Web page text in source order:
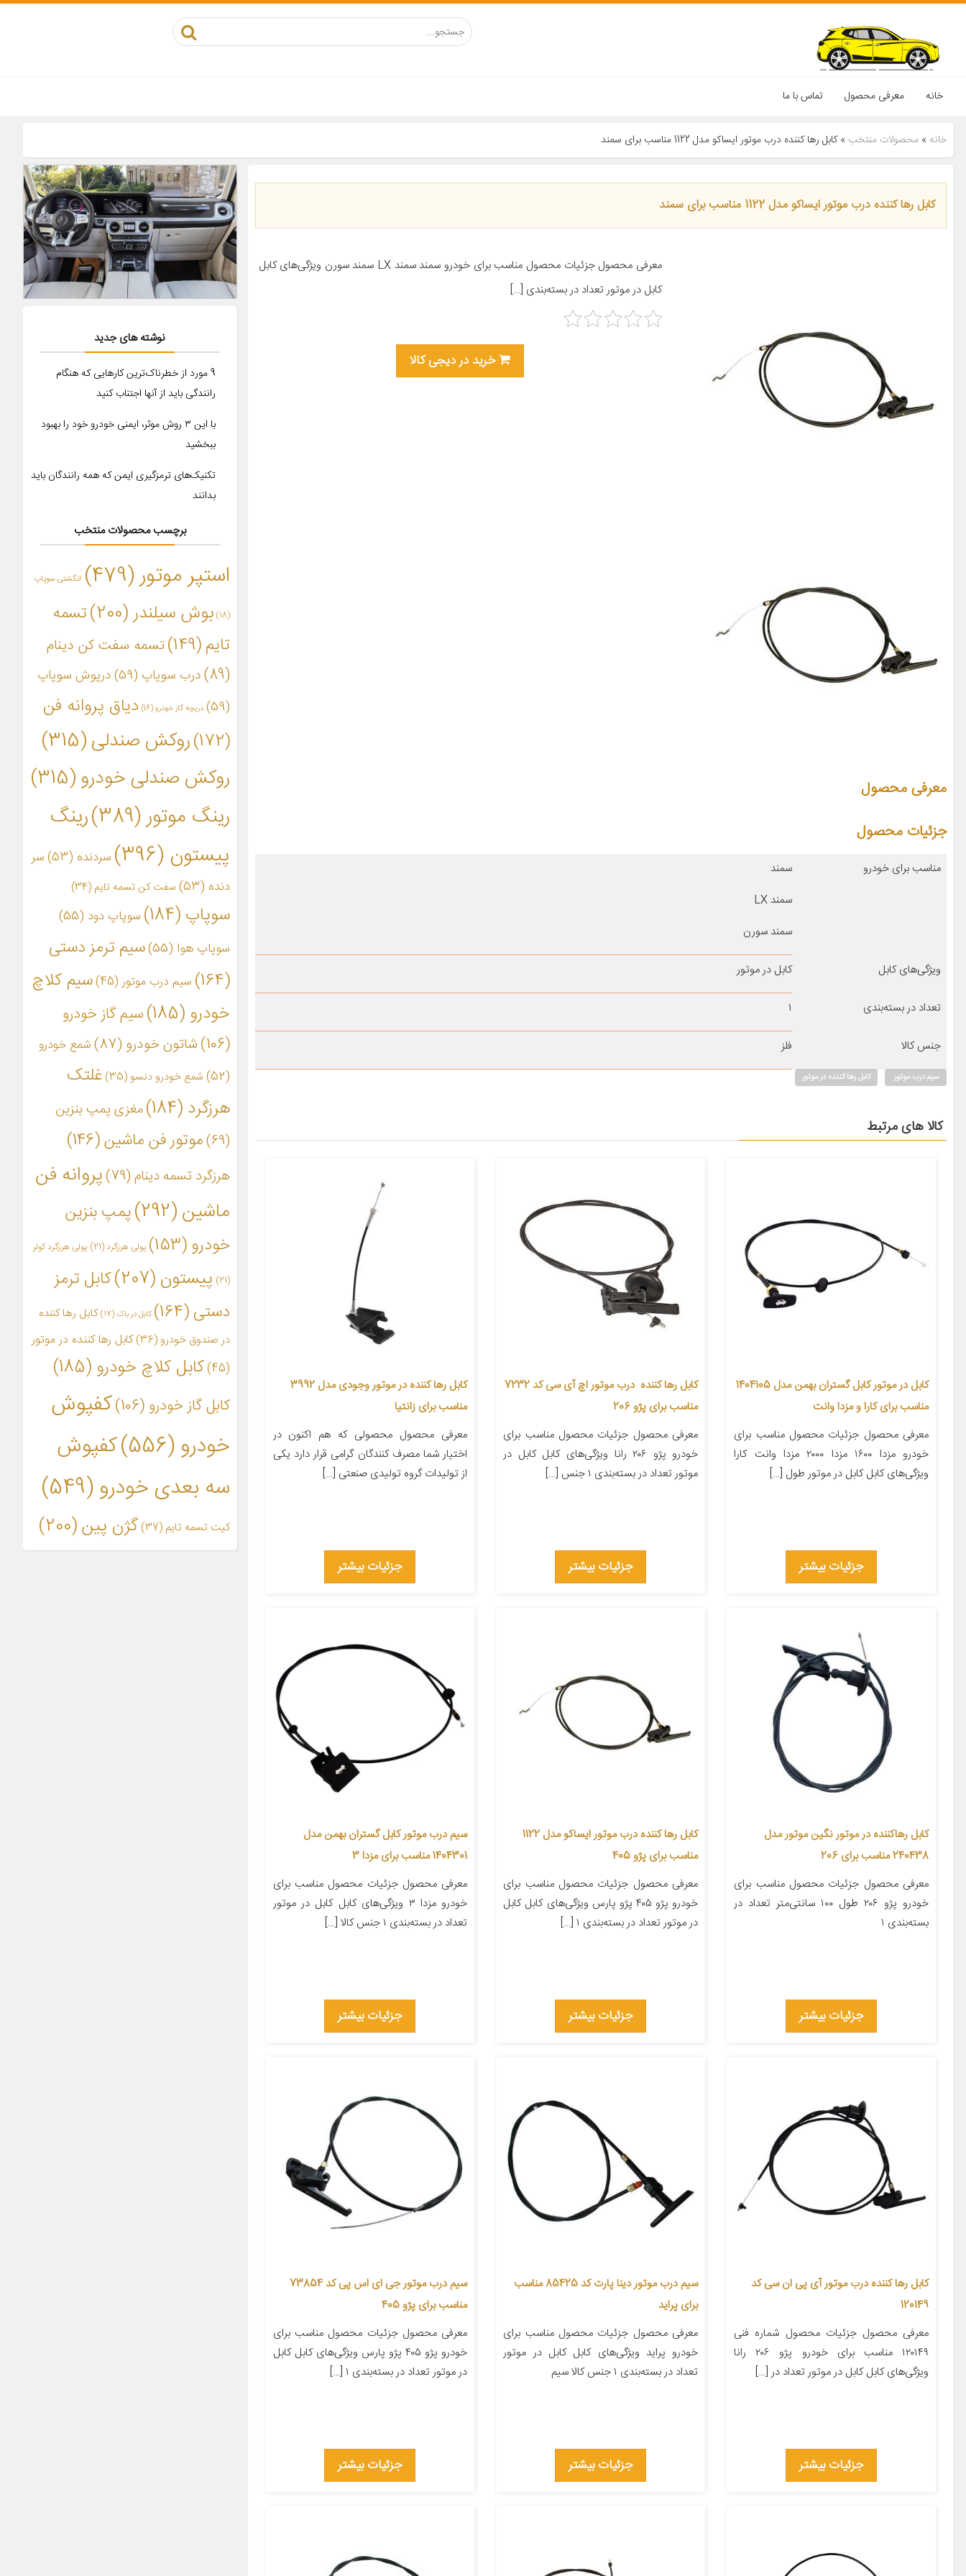
خانه معرفی محصول تماس با ما
خانه » محصولات منتخب »کابل رها کننده درب موتور ایساکو مدل 1122 مناسب برای سمند
کابل رها کننده درب موتور ایساکو مدل 1122 مناسب برای سمند
معرفی محصول جزئیات محصول مناسب برای خودرو سمند سمند LX سمند سورن ویژگی‌های کابل
کابل در موتور تعداد در بسته‌بندی […]
خرید در دیجی کالا
معرفی محصول
جزئیات محصول
مناسب برای خودرو
سمند
سمند LX
سمند سورن
ویژگی‌های کابل کابل در موتور
تعداد در بسته‌بندی ۱
جنس کالا فلز
سیم درب موتور کابل رها کننده در موتور
کالا های مرتبط
کابل در موتور کابل گستران بهمن مدل 1404105
مناسب برای کارا و مزدا وانت
معرفی محصول جزئیات محصول مناسب برای
خودرو مزدا ۱۶۰۰ مزدا ۲۰۰۰ مزدا وانت کارا
ویژگی‌های کابل کابل در موتور طول […]
جزئیات بیشتر
کابل رها کننده درب موتور اچ آی سی کد 7232
مناسب برای پژو 206
معرفی محصول جزئیات محصول مناسب برای
خودرو پژو ۲۰۶ رانا ویژگی‌های کابل کابل در
موتور تعداد در بسته‌بندی ۱ جنس […]
جزئیات بیشتر
کابل رها کننده در موتور وجودی مدل 3992
مناسب برای زانتیا
معرفی محصول محصولی که هم اکنون در
اختیار شما مصرف کنندگان گرامی قرار دارد یکی
از تولیدات گروه تولیدی صنعتی […]
جزئیات بیشتر
کابل رهاکننده در موتور نگین موتور مدل
240438 مناسب برای 206
معرفی محصول جزئیات محصول مناسب برای
خودرو پژو ۲۰۶ طول ۱۰۰ سانتی‌متر تعداد در
بسته‌بندی ۱
جزئیات بیشتر
کابل رها کننده درب موتور ایساکو مدل 1122
مناسب برای پژو 405
معرفی محصول جزئیات محصول مناسب برای
خودرو پژو ۴۰۵ پژو پارس ویژگی‌های کابل کابل
در موتور تعداد در بسته‌بندی ۱ […]
جزئیات بیشتر
سیم درب موتور کابل گستران بهمن مدل
1404301 مناسب برای مزدا 3
معرفی محصول جزئیات محصول مناسب برای
خودرو مزدا ۳ ویژگی‌های کابل کابل در موتور
تعداد در بسته‌بندی ۱ جنس کالا […]
جزئیات بیشتر
کابل رها کننده درب موتور آی پی ان سی کد
120149
معرفی محصول جزئیات محصول شماره فنی
۱۲۰۱۴۹ مناسب برای خودرو پژو ۲۰۶ رانا
ویژگی‌های کابل کابل در موتور تعداد در […]
جزئیات بیشتر
سیم درب موتور دینا پارت کد 85425 مناسب
برای پراید
معرفی محصول جزئیات محصول مناسب برای
خودرو پراید ویژگی‌های کابل کابل در موتور
تعداد در بسته‌بندی ۱ جنس کالا سیم
جزئیات بیشتر
سیم درب موتور جی ای اس پی کد 73854
مناسب برای پژو 405
معرفی محصول جزئیات محصول مناسب برای
خودرو پژو ۴۰۵ پژو پارس ویژگی‌های کابل کابل
در موتور تعداد در بسته‌بندی ۱ […]
جزئیات بیشتر
نوشته های جدید
9 مورد از خطرناک‌ترین کارهایی که هنگام
رانندگی باید از آنها اجتناب کنید
با این ۳ روش موثر، ایمنی خودرو خود را بهبود
ببخشید
تکنیک‌های ترمزگیری ایمن که همه رانندگان باید
بدانند
برچسب محصولات منتخب
استپر موتور(479) انگشتی سوپاپ
(18) بوش سیلندر (200)
تسمه
تایم(149)
تسمه سفت کن دینام
(89)
درب سوپاپ (59)
درپوش سوپاپ
(59)
دریچه گاز خودرو(16)
دیاق پروانه فن
(172)
روکش صندلی(315)
روکش صندلی خودرو(315)
رینگ موتور(389)
رینگ
پیستون (396) سردنده (53)
سر
دنده (53) سفت کن تسمه تایم (34)
سوپاپ (184) سوپاپ دود (55)
سوپاپ هوا (55)
سیم ترمز دستی
(164)
سیم درب موتور(45)
سیم کلاچ
خودرو (185)
سیم گاز خودرو
(106)
شاتون خودرو (87)
شمع خودرو
(52)
شمع خودرو دنسو (35)
غلتک
هرزگرد (184)
مغزی پمپ بنزین
(69)
موتور فن ماشین(146)
هرزگرد تسمه دینام(79)
پروانه فن
ماشین(292)
پمپ بنزین
خودرو(153) پولی هرزگرد(21) پولی هرزگرد کولر
(21) پیستون (207)
کابل ترمز
دستی(164) کابل در باک (17)
کابل رها کننده
در صندوق خودرو (36)
کابل رها کننده در موتور
(45)
کابل کلاچ خودرو (185)
کابل گاز خودرو (106)
کفپوش
خودرو(556)
کفپوش
سه بعدی خودرو(549)
کیت تسمه تایم (37) گژن پین(200)